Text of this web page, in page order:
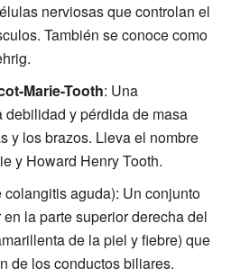
nerviosas que controlan el
También se conoce como
Marie-Tooth: Una
debilidad y pérdida de masa
y los brazos. Lleva el nombre
y Howard Henry Tooth.
colangitis aguda): Un conjunto
la parte superior derecha del
de la piel y fiebre) que
de los conductos biliares.